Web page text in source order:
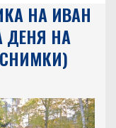
НА ИВАН
ДЕНЯ НА